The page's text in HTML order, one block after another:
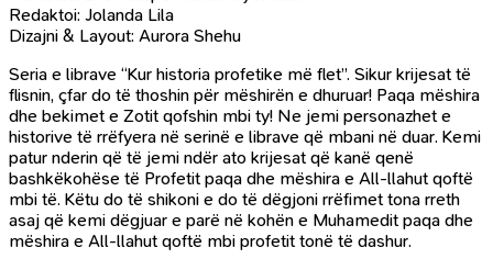
Redaktoi: Jolanda Lila
Dizajni & Layout: Aurora Shehu
Seria e librave “Kur historia profetike më flet”. Sikur krijesat të
flisnin, çfar do të thoshin për mëshirën e dhuruar! Paqa mëshira
dhe bekimet e Zotit qofshin mbi ty! Ne jemi personazhet e
historive të rrëfyera në serinë e librave që mbani në duar. Kemi
patur nderin që të jemi ndër ato krijesat që kanë qenë
bashkëkohëse të Profetit paqa dhe mëshira e All-llahut qoftë
mbi të. Këtu do të shikoni e do të dëgjoni rrëfimet tona rreth
asaj që kemi dëgjuar e parë në kohën e Muhamedit paqa dhe
mëshira e All-llahut qoftë mbi profetit tonë të dashur.